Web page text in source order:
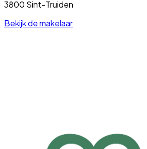
3800 Sint-Truiden
Bekijk de makelaar